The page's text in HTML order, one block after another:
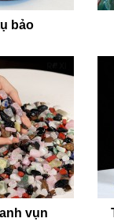
trong quá trình
có thể làm
hoặc nứt vỡ.
gian dài, vì điều
tạo vết ố hoặc
bảo
vụn